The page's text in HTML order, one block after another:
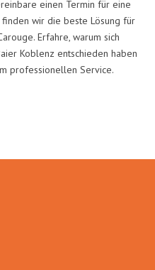
einen Termin für eine
wir die beste Lösung für
Erfahre, warum sich
Koblenz entschieden haben
professionellen Service.